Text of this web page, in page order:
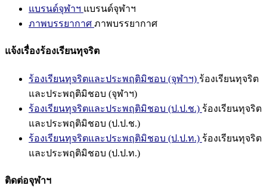
แบรนด์จุฬาฯ แบรนด์จุฬาฯ
ภาพบรรยากาศ ภาพบรรยากาศ
แจ้งเรื่องร้องเรียนทุจริต
ร้องเรียนทุจริตและประพฤติมิชอบ (จุฬาฯ) ร้องเรียนทุจริต
และประพฤติมิชอบ (จุฬาฯ)
ร้องเรียนทุจริตและประพฤติมิชอบ (ป.ป.ช.) ร้องเรียนทุจริต
และประพฤติมิชอบ (ป.ป.ช.)
ร้องเรียนทุจริตและประพฤติมิชอบ (ป.ป.ท.) ร้องเรียนทุจริต
และประพฤติมิชอบ (ป.ป.ท.)
ติดต่อจุฬาฯ